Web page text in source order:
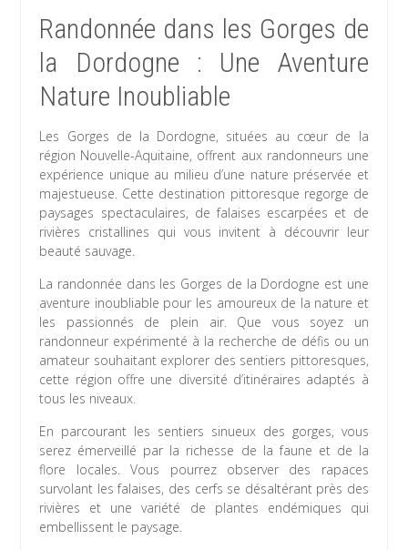
Randonnée dans les Gorges de
la Dordogne : Une Aventure
Nature Inoubliable
Les Gorges de la Dordogne, situées au cœur de la
région Nouvelle-Aquitaine, offrent aux randonneurs une
expérience unique au milieu d’une nature préservée et
majestueuse. Cette destination pittoresque regorge de
paysages spectaculaires, de falaises escarpées et de
rivières cristallines qui vous invitent à découvrir leur
beauté sauvage.
La randonnée dans les Gorges de la Dordogne est une
aventure inoubliable pour les amoureux de la nature et
les passionnés de plein air. Que vous soyez un
randonneur expérimenté à la recherche de défis ou un
amateur souhaitant explorer des sentiers pittoresques,
cette région offre une diversité d’itinéraires adaptés à
tous les niveaux.
En parcourant les sentiers sinueux des gorges, vous
serez émerveillé par la richesse de la faune et de la
flore locales. Vous pourrez observer des rapaces
survolant les falaises, des cerfs se désaltérant près des
rivières et une variété de plantes endémiques qui
embellissent le paysage.